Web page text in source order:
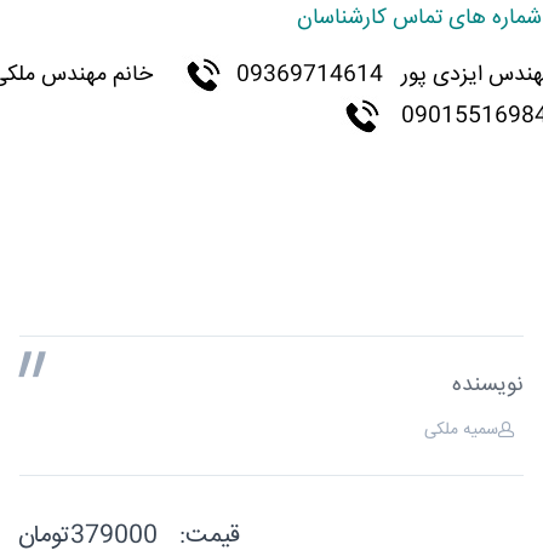
شماره های تماس کارشناسان
ایزدی پور 09369714614 خانم مهندس
نویسنده
سمیه ملکی
قیمت: